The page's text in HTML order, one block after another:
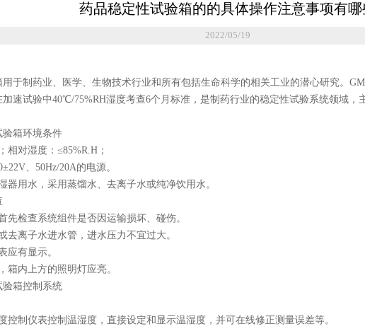
药品稳定性试验箱的的具体操作注意事项有哪
2022/05/19
于制药业、医学、生物技术行业和所有包括生命科学的相关工业的潜心研究。
速试验中40℃/75%RH湿度考查6个月标准，是制药行业的稳定性试验系统领域，
箱环境条件
相对湿度：≤85%R.H；
、50Hz/20A的电源。
器用水，采用蒸馏水、去离子水或纯净饮用水。
先检查系统组件是否因运输损坏、碰伤。
去离子水进水管，进水压力不宜过大。
应有显示。
箱内上方的照明灯应亮。
箱控制系统
控制仪表控制温湿度，直接设定和显示温湿度，并可在线修正测量误差等。